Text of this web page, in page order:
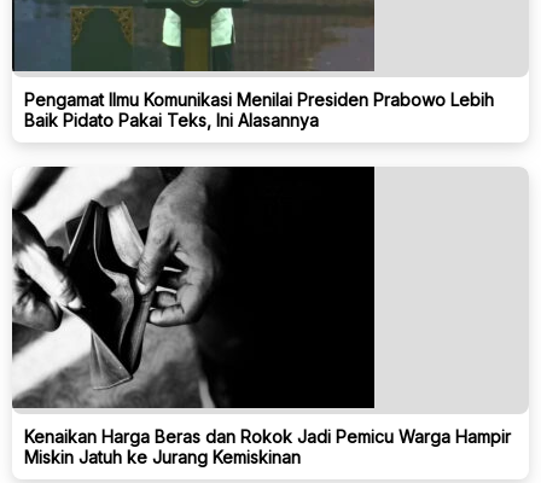
Pengamat Ilmu Komunikasi Menilai Presiden Prabowo Lebih
Baik Pidato Pakai Teks, Ini Alasannya
Kenaikan Harga Beras dan Rokok Jadi Pemicu Warga Hampir
Miskin Jatuh ke Jurang Kemiskinan